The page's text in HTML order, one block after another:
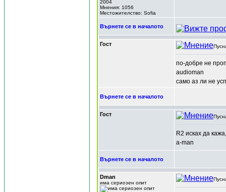
2004
Мнения: 1056
Местожителство: Sofia
Върнете се в началото
Гост
по-добре не
audioman
само аз ли не
Върнете се в началото
Гост
R2 исках да
a-man
Върнете се в началото
Dman
има сериозен опит